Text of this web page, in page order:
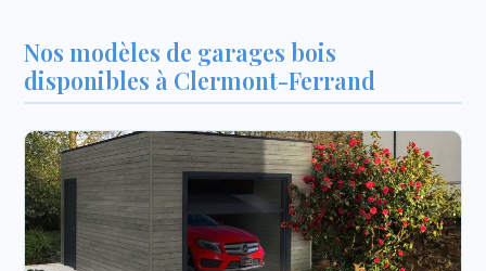
Nos modèles de garages bois
disponibles à Clermont-Ferrand